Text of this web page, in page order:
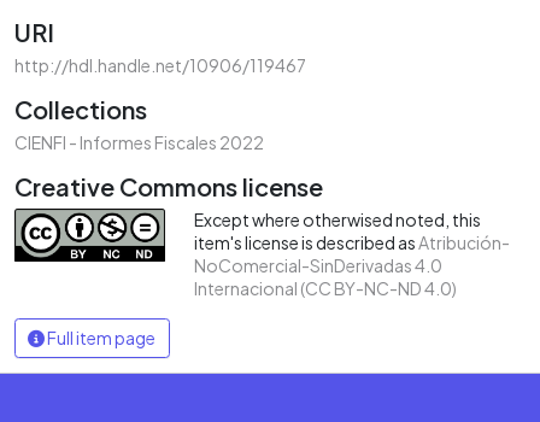
URI
http://hdl.handle.net/10906/119467
Collections
CIENFI - Informes Fiscales 2022
Creative Commons license
Except where otherwised noted, this
item's license is described asAtribución-
NoComercial-SinDerivadas 4.0
Internacional (CC BY-NC-ND 4.0)
Full item page